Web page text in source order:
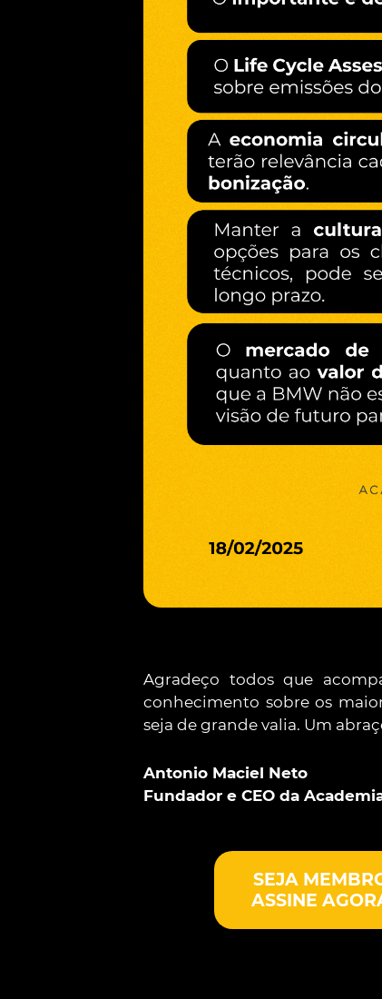
Agradeço todos que
conhecimento sobre os
seja de grande valia. Um
Antonio Maciel Neto
Fundador e CEO da
SEJA
ASSINE